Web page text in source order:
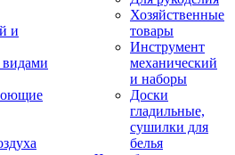
и
видами
Хозяйственные
товары
Инструмент
механический
и наборы
Доски
гладильные,
сушилки для
белья